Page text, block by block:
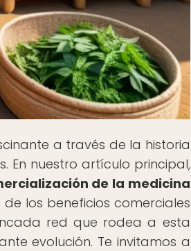
a través de la historia
En nuestro artículo principal,
de la medicina
los beneficios comerciales
red que rodea a esta
evolución. Te invitamos a